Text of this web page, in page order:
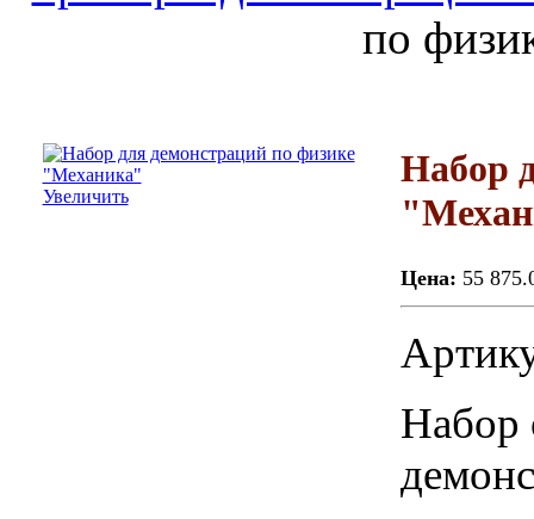
по
Увеличить
Набор
Цена: 55
Набор